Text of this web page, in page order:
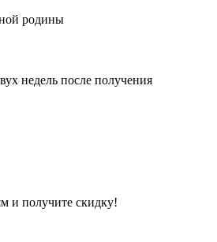
родины
недель после получения
и получите скидку!